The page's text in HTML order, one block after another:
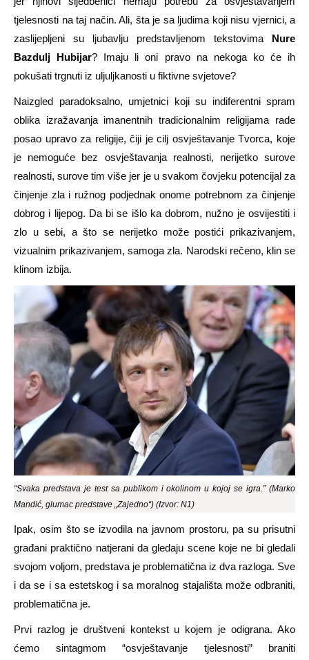
tjelesnosti na taj način. Ali, šta je sa ljudima koji nisu vjernici, a
zaslijepljeni su ljubavlju predstavljenom tekstovima
Nure
Bazdulj Hubijar? Imaju li oni pravo na nekoga ko će ih
pokušati trgnuti iz uljuljkanosti u fiktivne svjetove?
Naizgled paradoksalno, umjetnici koji su indiferentni spram
oblika izražavanja imanentnih tradicionalnim religijama rade
posao upravo za religije, čiji je cilj osvještavanje Tvorca, koje
je nemoguće bez osvještavanja realnosti, nerijetko surove
realnosti, surove tim više jer je u svakom čovjeku potencijal za
činjenje zla i ružnog podjednak onome potrebnom za činjenje
dobrog i lijepog. Da bi se išlo ka dobrom, nužno je osvijestiti i
zlo u sebi, a što se nerijetko može postići prikazivanjem,
vizualnim prikazivanjem, samoga zla. Narodski rečeno, klin se
klinom izbija.
“Svaka predstava je test sa publikom i okolinom u kojoj se igra.” (Marko
Mandić, glumac predstave „Zajedno“) (Izvor: N1)
Ipak, osim što se izvodila na javnom prostoru, pa su prisutni
građani praktično natjerani da gledaju scene koje ne bi gledali
svojom voljom, predstava je problematična iz dva razloga. Sve
i da se i sa estetskog i sa moralnog stajališta može odbraniti,
problematična je.
Prvi razlog je društveni kontekst u kojem je odigrana. Ako
ćemo sintagmom “osvještavanje tjelesnosti” braniti